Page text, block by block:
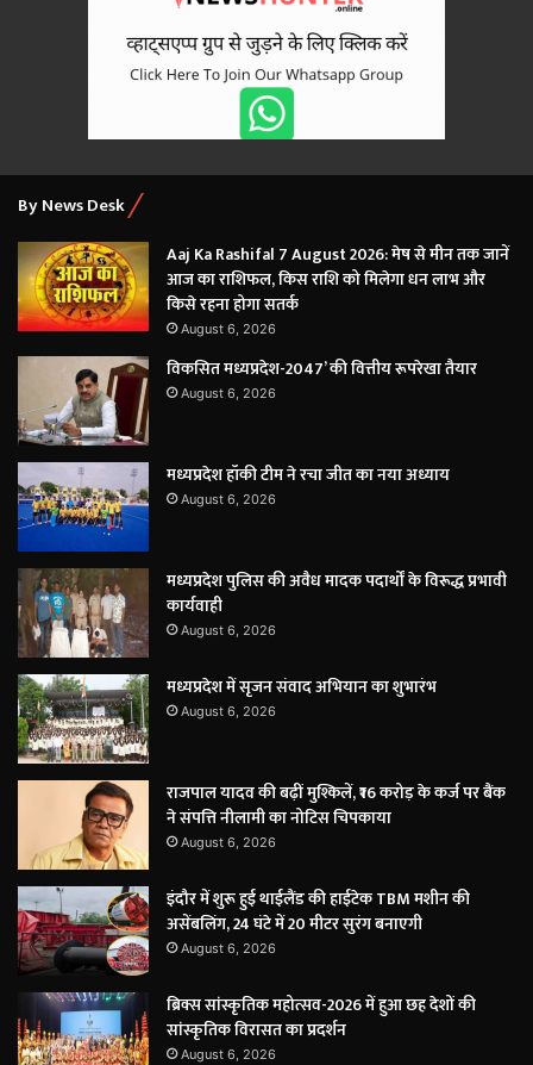
By News Desk
Aaj Ka Rashifal 7 August 2026: मेष से मीन तक जानें
आज का राशिफल, किस राशि को मिलेगा धन लाभ और
किसे रहना होगा सतर्क
August 6, 2026
विकसित मध्यप्रदेश-2047’ की वित्तीय रूपरेखा तैयार
August 6, 2026
मध्यप्रदेश हॉकी टीम ने रचा जीत का नया अध्याय
August 6, 2026
मध्यप्रदेश पुलिस की अवैध मादक पदार्थों के विरूद्ध प्रभावी
कार्यवाही
August 6, 2026
मध्यप्रदेश में सृजन संवाद अभियान का शुभारंभ
August 6, 2026
राजपाल यादव की बढ़ीं मुश्किलें, ₹16 करोड़ के कर्ज पर बैंक
ने संपत्ति नीलामी का नोटिस चिपकाया
August 6, 2026
इंदौर में शुरू हुई थाईलैंड की हाईटेक TBM मशीन की
असेंबलिंग, 24 घंटे में 20 मीटर सुरंग बनाएगी
August 6, 2026
ब्रिक्स सांस्कृतिक महोत्सव-2026 में हुआ छह देशों की
सांस्कृतिक विरासत का प्रदर्शन
August 6, 2026